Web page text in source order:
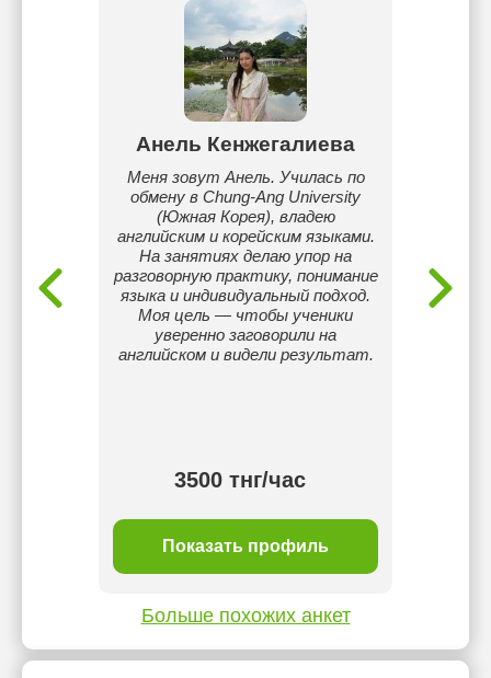
Aнель Кенжегалиева
Меня зовут Анель. Училась по
обмену в Chung-Ang University
(Южная Корея), владею
английским и корейским языками.
На занятиях делаю упор на
разговорную практику, понимание
языка и индивидуальный подход.
Моя цель — чтобы ученики
уверенно заговорили на
английском и видели результат.
3500 тнг/час
Показать профиль
Больше похожих анкет